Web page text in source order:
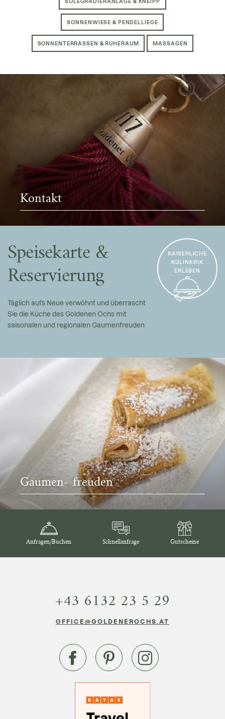
SONNENWIESE & PENDELLIEGE
SONNENTERRASSEN & RUHERAUM MASSAGEN
Kontakt
Speisekarte &
Reservierung
Täglich aufs Neue verwöhnt und überrascht
Sie die Küche des Goldenen Ochs mit
saisonalen und regionalen Gaumenfreuden
KAISERLICHE
KULINARIK
ERLEBEN
Gaumen- freuden
Anfragen/Buchen Schnellanfrage Gutscheine
+43 6132 23 5 29
OFFICE@GOLDENEROCHS.AT